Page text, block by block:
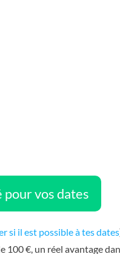
vos dates
si il est possible à tes dates
€, un réel avantage